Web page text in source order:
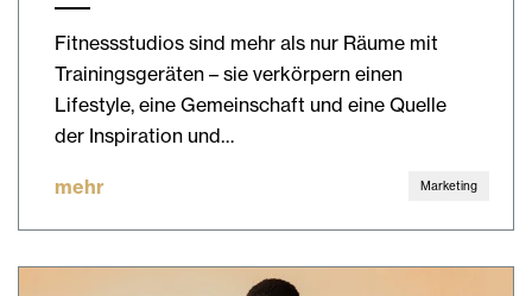
Fitnessstudios sind mehr als nur Räume mit
Trainingsgeräten – sie verkörpern einen
Lifestyle, eine Gemeinschaft und eine Quelle
der Inspiration und…
mehr Marketing